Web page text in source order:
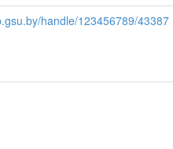
handle/123456789/43387